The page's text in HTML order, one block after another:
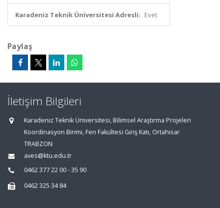
Karadeniz Teknik Üniversitesi Adresli: Evet
Paylaş
İletişim Bilgileri
Karadeniz Teknik Üniversitesi, Bilimsel Araştırma Projeleri
Koordinasyon Birimi, Fen Fakültesi Giriş Katı, Ortahisar
TRABZON
aves@ktu.edu.tr
0462 377 22 00 - 35 90
0462 325 34 84